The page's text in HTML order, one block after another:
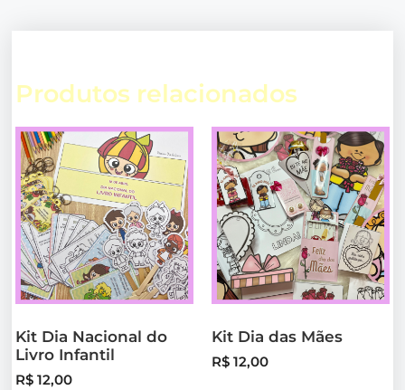
Produtos relacionados
Kit Dia Nacional do
Livro Infantil
R$ 12,00
Kit Dia das Mães
R$ 12,00